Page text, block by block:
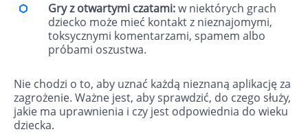
Gry z otwartymi czatami:w niektórych grach
dziecko może mieć kontakt z nieznajomymi,
toksycznymi komentarzami, spamem albo
próbami oszustwa.
Nie chodzi o to, aby uznać każdą nieznaną aplikację za
zagrożenie. Ważne jest, aby sprawdzić, do czego służy,
jakie ma uprawnienia i czy jest odpowiednia do wieku
dziecka.